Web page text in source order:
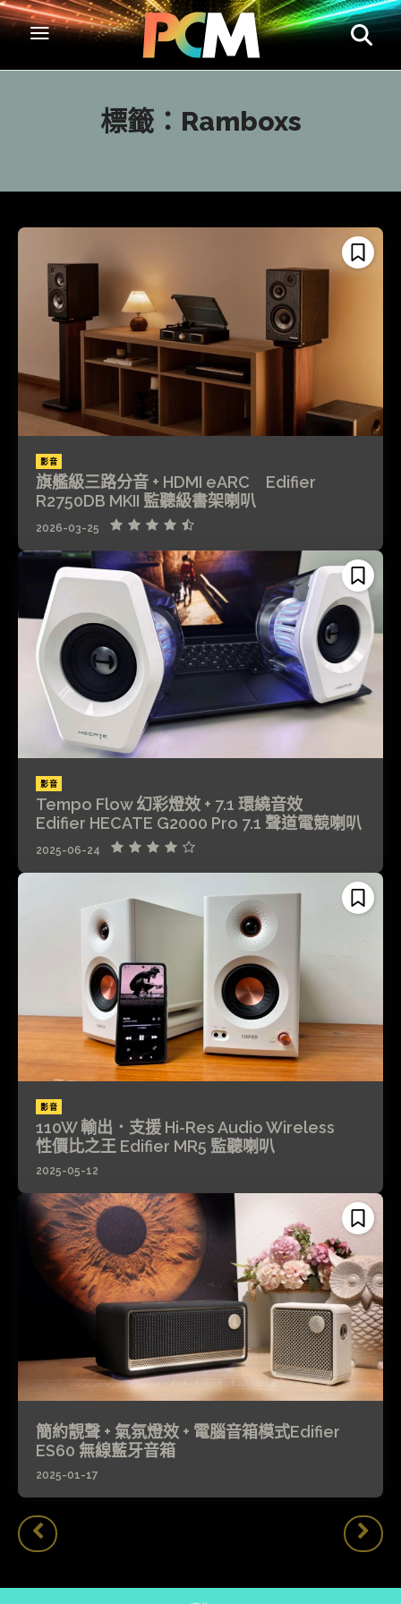
標籤： Ramboxs
影音
旗艦級三路分音 + HDMI eARC Edifier
R2750DB MKII 監聽級書架喇叭
2026-03-25
影音
Tempo Flow 幻彩燈效 + 7.1 環繞音效
Edifier HECATE G2000 Pro 7.1 聲道電競喇叭
2025-06-24
影音
110W 輸出．支援 Hi-Res Audio Wireless
性價比之王 Edifier MR5 監聽喇叭
2025-05-12
簡約靚聲 + 氣氛燈效 + 電腦音箱模式Edifier
ES60 無線藍牙音箱
2025-01-17